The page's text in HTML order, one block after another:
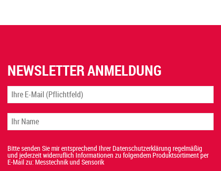
NEWSLETTER ANMELDUNG
Bitte senden Sie mir entsprechend Ihrer Datenschutzerklärung regelmäßig
und jederzeit widerruflich Informationen zu folgendem Produktsortiment per
E-Mail zu: Messtechnik und Sensorik